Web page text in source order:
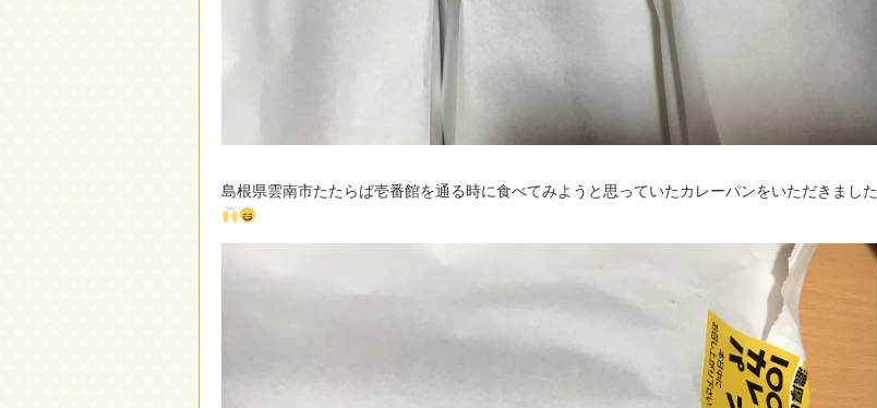
島根県雲南市たたらば壱番館を通る時に食べてみようと思っていたカレーパンをいただきました